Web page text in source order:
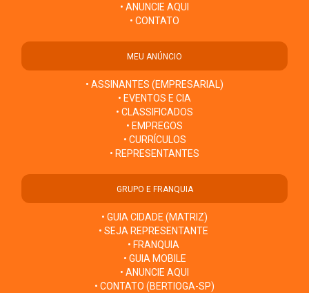
• ANUNCIE AQUI
• CONTATO
MEU ANÚNCIO
• ASSINANTES (EMPRESARIAL)
• EVENTOS E CIA
• CLASSIFICADOS
• EMPREGOS
• CURRÍCULOS
• REPRESENTANTES
GRUPO E FRANQUIA
• GUIA CIDADE (MATRIZ)
• SEJA REPRESENTANTE
• FRANQUIA
• GUIA MOBILE
• ANUNCIE AQUI
• CONTATO (BERTIOGA-SP)